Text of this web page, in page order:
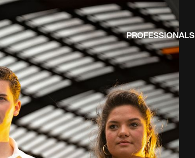
PROFESSIONALS